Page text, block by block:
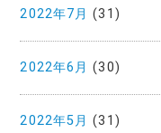
2022年7月 (31)
2022年6月 (30)
2022年5月 (31)